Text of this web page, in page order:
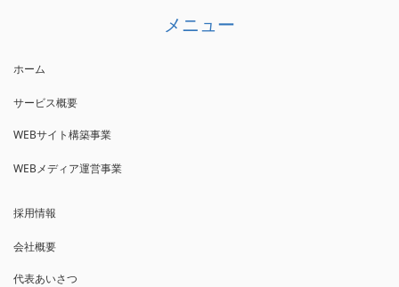
メニュー
ホーム
サービス概要
WEBサイト構築事業
WEBメディア運営事業
採用情報
会社概要
代表あいさつ